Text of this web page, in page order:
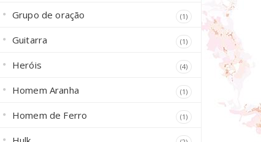
Grupo de oração (1)
Guitarra (1)
Heróis (4)
Homem Aranha (1)
Homem de Ferro (1)